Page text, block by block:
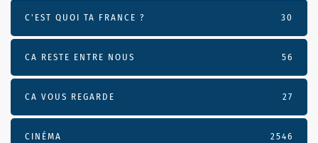
C'EST QUOI TA FRANCE ? 30
CA RESTE ENTRE NOUS 56
CA VOUS REGARDE 27
CINÉMA 2546